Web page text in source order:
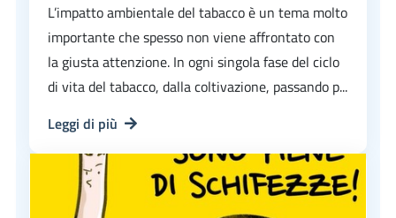
L’impatto ambientale del tabacco è un tema molto
importante che spesso non viene affrontato con
la giusta attenzione. In ogni singola fase del ciclo
di vita del tabacco, dalla coltivazione, passando p...
Leggi di più